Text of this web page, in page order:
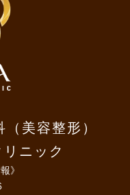
美容整形）
ニック
》